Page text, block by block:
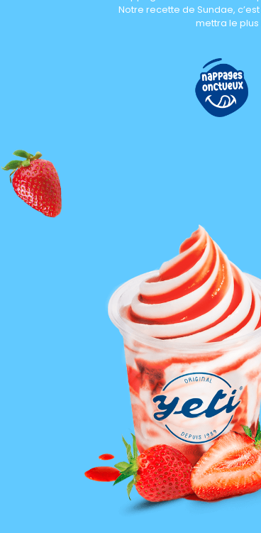
Notre recette de Sundae,
mettra le plus